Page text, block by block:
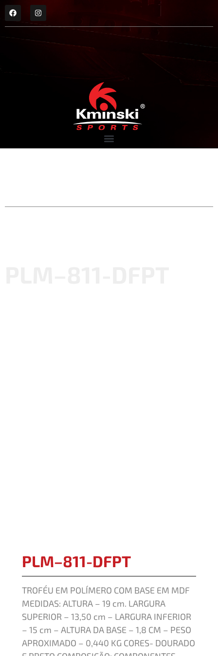
PLM–811-DFPT
TROFÉU EM POLÍMERO COM BASE EM MDF
MEDIDAS: ALTURA – 19 cm. LARGURA
SUPERIOR – 13,50 cm – LARGURA INFERIOR
– 15 cm – ALTURA DA BASE – 1,8 CM – PESO
APROXIMADO – 0,440 KG CORES- DOURADO